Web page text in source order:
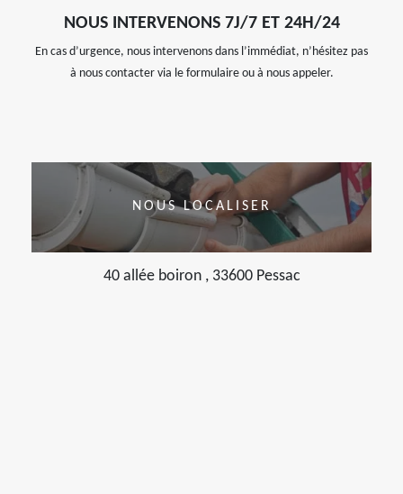
NOUS INTERVENONS 7J/7 ET 24H/24
En cas d’urgence, nous intervenons dans l’immédiat, n’hésitez pas
à nous contacter via le formulaire ou à nous appeler.
NOUS LOCALISER
40 allée boiron , 33600 Pessac